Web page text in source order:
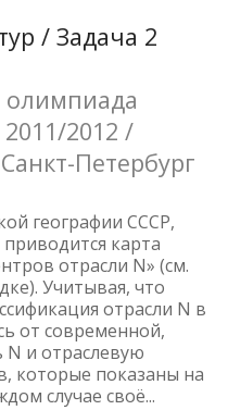
/ Задача 2
олимпиада
2012 /
Петербург
географии СССР,
карта
отрасли N» (см.
Учитывая, что
отрасли N в
от современной,
N и отраслевую
которые показаны на
случае своё...